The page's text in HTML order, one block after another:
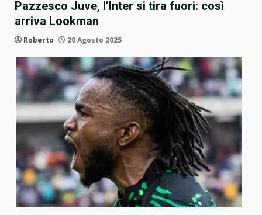
Pazzesco Juve, l’Inter si tira fuori: così
arriva Lookman
Roberto 20 Agosto 2025